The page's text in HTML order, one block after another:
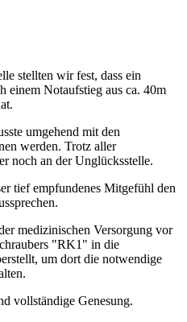
stellten wir fest, dass ein
einem Notaufstieg aus ca. 40m
umgehend mit den
werden. Trotz aller
noch an der Unglücksstelle.
tief empfundenes Mitgefühl den
medizinischen Versorgung vor
"RK1" in die
um dort die notwendige
vollständige Genesung.